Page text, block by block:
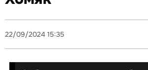
22/09/2024 15:35